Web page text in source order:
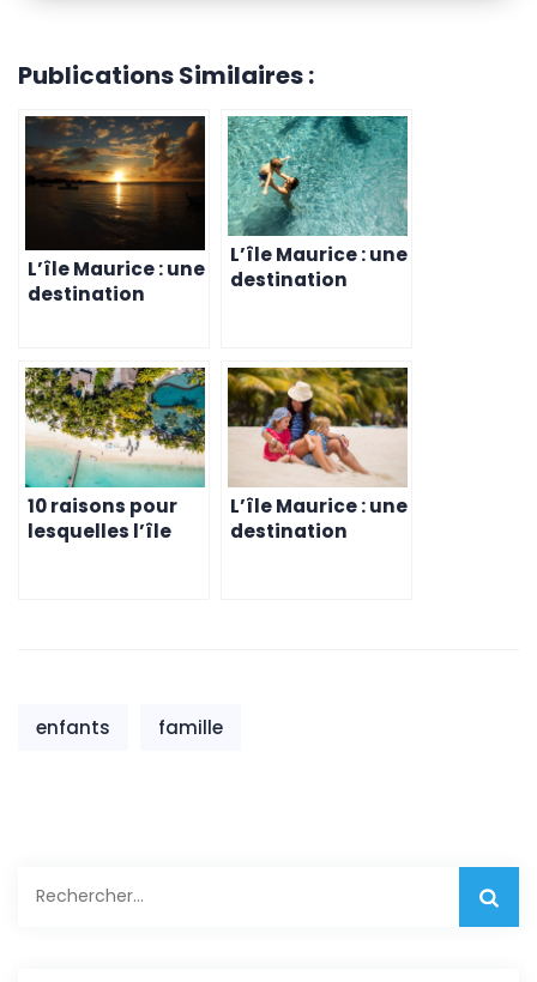
Publications Similaires :
L’île Maurice : une
destination
veulent fonder
une famille
L’île Maurice : une
destination
élever sa famille
10 raisons pour
lesquelles l’île
L’île Maurice : une
destination
enfants famille